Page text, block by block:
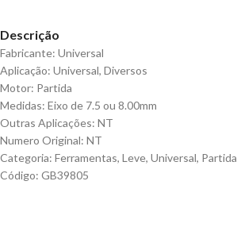
Descrição
Fabricante: Universal
Aplicação: Universal, Diversos
Motor: Partida
Medidas: Eixo de 7.5 ou 8.00mm
Outras Aplicações: NT
Numero Original: NT
Categoria: Ferramentas, Leve, Universal, Partida
Código: GB39805